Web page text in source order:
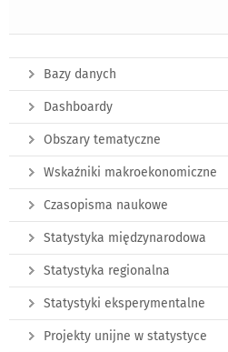
Bazy danych
Dashboardy
Obszary tematyczne
Wskaźniki makroekonomiczne
Czasopisma naukowe
Statystyka międzynarodowa
Statystyka regionalna
Statystyki eksperymentalne
Projekty unijne w statystyce